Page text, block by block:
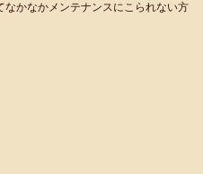
なかなかメンテナンスにこられない方